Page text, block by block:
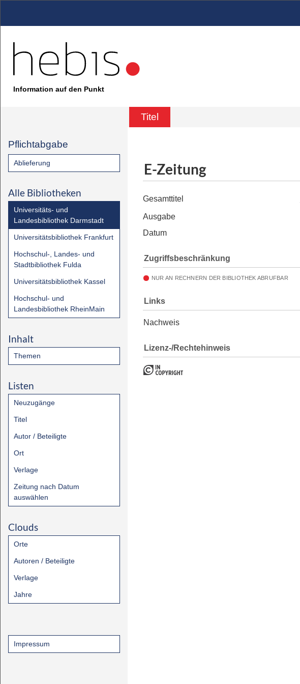
Information auf den Punkt
Titel
Pflichtabgabe
Ablieferung
Alle Bibliotheken
Universitäts- und
Landesbibliothek Darmstadt
Universitätsbibliothek Frankfurt
Hochschul-, Landes- und
Stadtbibliothek Fulda
Universitätsbibliothek Kassel
Hochschul- und
Landesbibliothek RheinMain
Inhalt
Themen
Listen
Neuzugänge
Titel
Autor / Beteiligte
Ort
Verlage
Zeitung nach Datum
auswählen
Clouds
Orte
Autoren / Beteiligte
Verlage
Jahre
Impressum
E-Zeitung
Gesamttitel
Ausgabe
Datum
Zugriffsbeschränkung
NUR AN RECHNERN DER BIBLIOTHEK ABRUFBAR
Links
Nachweis
Lizenz-/Rechtehinweis